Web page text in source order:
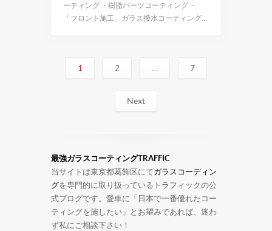
ーティング ・樹脂パーツコーティング ・
「フロント施工」ガラス撥水コーティング…
1 2 7
Next
最強ガラスコーティングTRAFFIC
当サイトは東京都葛飾区にてガラスコーディン
グを専門的に取り扱っているトラフィックの公
式ブログです。愛車に「日本で一番優れたコー
ティングを施したい」とお望みであれば、迷わ
ず私にご相談下さい！